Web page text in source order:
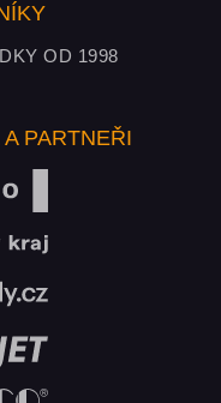
OD 1998
PARTNEŘI